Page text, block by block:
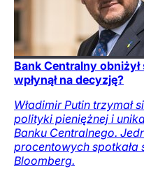
Bank Centralny
wpłynął na decyzję?
Władimir Putin trzymał
polityki pieniężnej i
Banku Centralnego.
procentowych spotkała
Bloomberg.